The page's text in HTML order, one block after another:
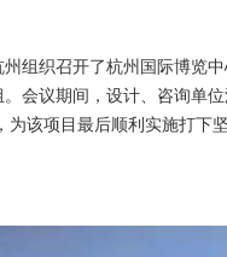
织召开了杭州国际博览中
议期间，设计、咨询单位
该项目最后顺利实施打下坚